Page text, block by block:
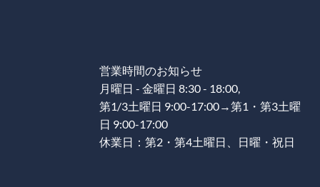
営業時間のお知らせ
月曜日 - 金曜日 8:30 - 18:00,
第1/3土曜日 9:00-17:00→第1・第3土曜
日 9:00-17:00
休業日：第2・第4土曜日、日曜・祝日